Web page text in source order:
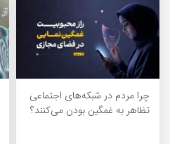
چرا مردم در شبکه‌های اجتماعی
تظاهر به غمگین بودن می‌کنند؟